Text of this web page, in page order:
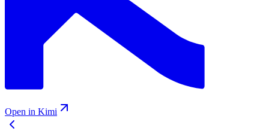
Open in Kimi